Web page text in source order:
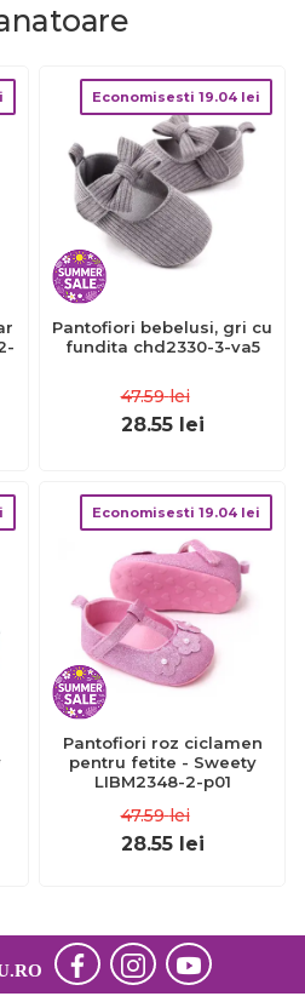
Economisesti 19.04 lei
Pantofiori bebelusi, gri cu
fundita chd2330-3-va5
47.59 lei
28.55 lei
Economisesti 19.04 lei
Pantofiori roz ciclamen
pentru fetite - Sweety
LIBM2348-2-p01
47.59 lei
28.55 lei